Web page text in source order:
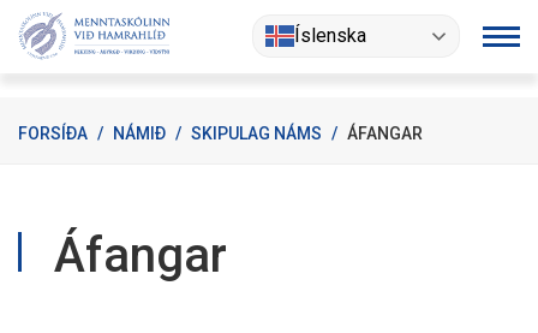
Fara
Íslenska
FORSÍÐA / NÁMIÐ / SKIPULAG NÁMS / ÁFANGAR
Áfangar